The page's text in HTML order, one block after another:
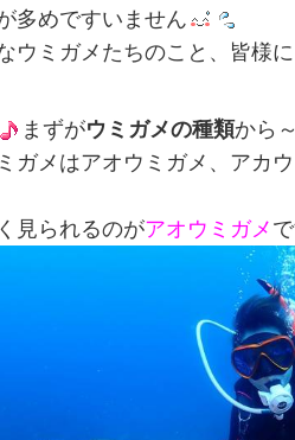
多めですいません
ウミガメたちのこと、皆様
まずがウミガメの種類から
ガメはアオウミガメ、アカ
見られるのがアオウミガメ